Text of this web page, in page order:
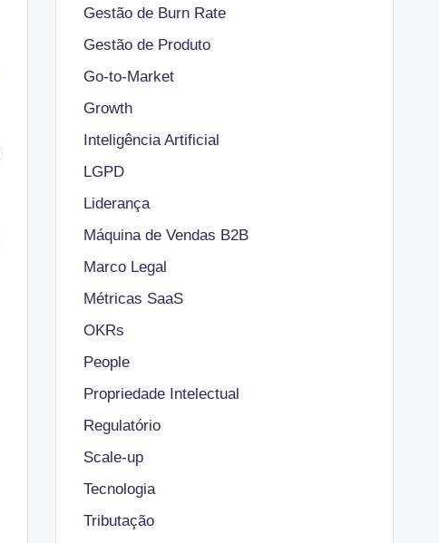
Gestão de Burn Rate
Gestão de Produto
Go-to-Market
Growth
Inteligência Artificial
LGPD
Liderança
Máquina de Vendas B2B
Marco Legal
Métricas SaaS
OKRs
People
Propriedade Intelectual
Regulatório
Scale-up
Tecnologia
Tributação